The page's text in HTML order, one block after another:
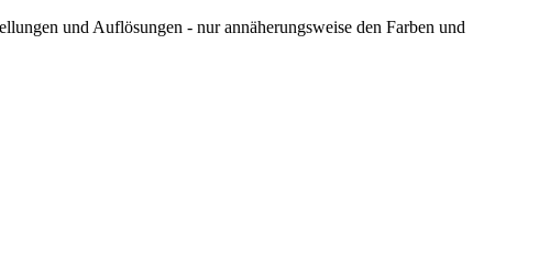
und Auflösungen - nur annäherungsweise den Farben und